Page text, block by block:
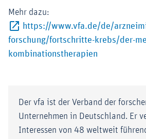
Mehr dazu:
https://www.vfa.de/de/
forschung/fortschritte-krebs/der-
kombinationstherapien
Der vfa ist der Verband der
Unternehmen in Deutschland. Er
Interessen von 48 weltweit